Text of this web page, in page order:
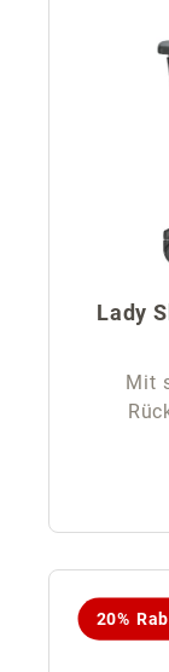
Lady
Mit
20%